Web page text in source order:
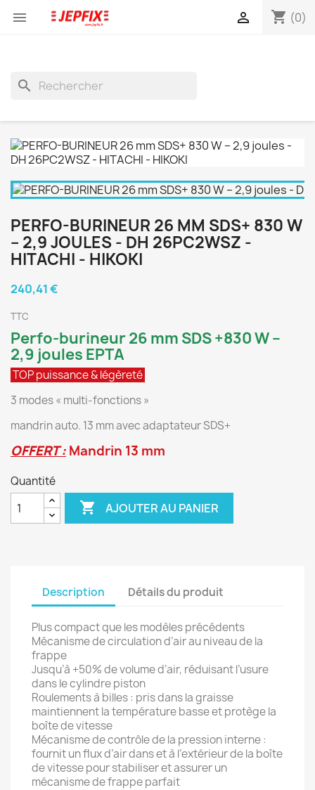
 shopping_cart (0)

search
PERFO-BURINEUR 26 MM SDS+ 830 W
– 2,9 JOULES - DH 26PC2WSZ -
HITACHI - HIKOKI
240,41 €
TTC
Perfo-burineur 26 mm SDS +830 W –
2,9 joules EPTA
TOP puissance & légèreté
3 modes « multi-fonctions »
mandrin auto. 13 mm avec adaptateur SDS+
OFFERT : Mandrin 13 mm
Quantité
 AJOUTER AU PANIER
Description Détails du produit
Plus compact que les modèles précédents
Mécanisme de circulation d’air au niveau de la
frappe
Jusqu’à +50% de volume d’air, réduisant l’usure
dans le cylindre piston
Roulements à billes : pris dans la graisse
maintiennent la température basse et protège la
boîte de vitesse
Mécanisme de contrôle de la pression interne :
fournit un flux d’air dans et à l’extérieur de la boîte
de vitesse pour stabiliser et assurer un
mécanisme de frappe parfait